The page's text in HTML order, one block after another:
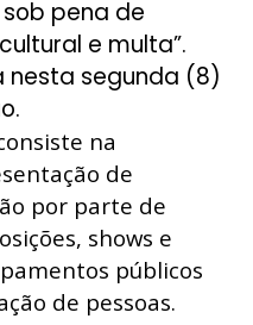
pena de
e multa”.
nesta segunda (8)
na
de
por parte de
shows e
públicos
de pessoas.